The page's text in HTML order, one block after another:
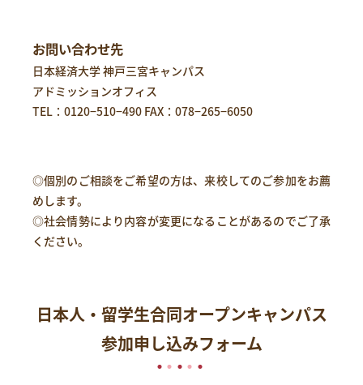
お問い合わせ先
日本経済大学 神戸三宮キャンパス
アドミッションオフィス
TEL： 0120−510−490 FAX：078−265−6050
◎個別のご相談をご希望の方は、来校してのご参加をお薦
めします。
◎社会情勢により内容が変更になることがあるのでご了承
ください。
日本人・留学生合同オープンキャンパス
参加申し込みフォーム